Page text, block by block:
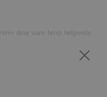
dine vare først følgende